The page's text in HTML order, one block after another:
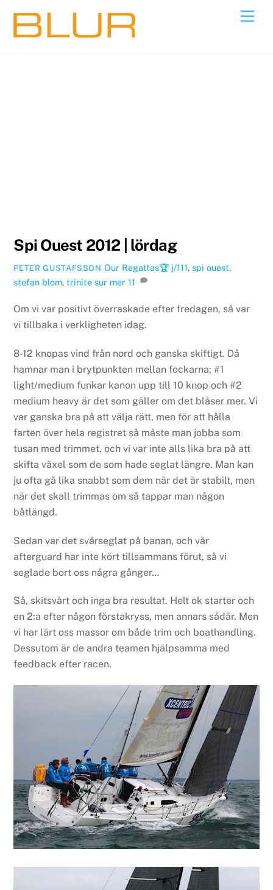
content
Spi Ouest 2012 | lördag
PETER GUSTAFSSON Our Regattas🏆 j/111, spi ouest,
stefan blom,trinite sur mer 11
Om vi var positivt överraskade efter fredagen, så var
vi tillbaka i verkligheten idag.
8-12 knopas vind från nord och ganska skiftigt. Då
hamnar man i brytpunkten mellan fockarna; #1
light/medium funkar kanon upp till 10 knop och #2
medium heavy är det som gäller om det blåser mer. Vi
var ganska bra på att välja rätt, men för att hålla
farten över hela registret så måste man jobba som
tusan med trimmet, och vi var inte alls lika bra på att
skifta växel som de som hade seglat längre. Man kan
ju ofta gå lika snabbt som dem när det är stabilt, men
när det skall trimmas om så tappar man någon
båtlängd.
Sedan var det svårseglat på banan, och vår
afterguard har inte kört tillsammans förut, så vi
seglade bort oss några gånger…
Så, skitsvårt och inga bra resultat. Helt ok starter och
en 2:a efter någon förstakryss, men annars sådär. Men
vi har lärt oss massor om både trim och boathandling.
Dessutom är de andra teamen hjälpsamma med
feedback efter racen.